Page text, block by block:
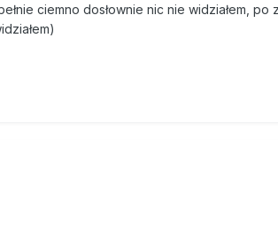
ciemno dosłownie nic nie widziałem, po